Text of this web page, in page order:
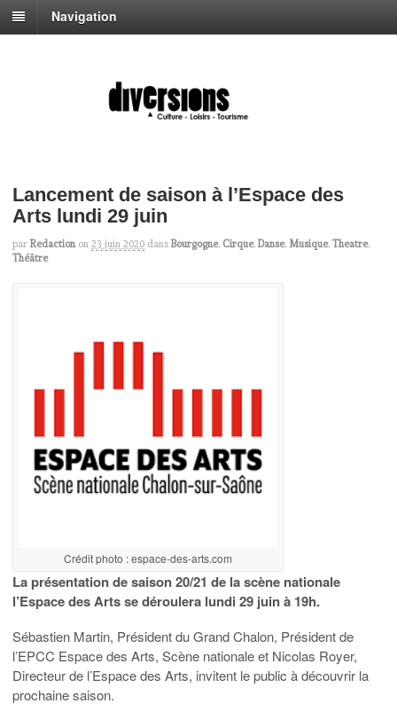
Navigation
Lancement de saison à l’Espace des
Arts lundi 29 juin
par Redaction on 23 juin 2020 dans Bourgogne, Cirque, Danse, Musique, Theatre,
Théâtre
Crédit photo : espace-des-arts.com
La présentation de saison 20/21 de la scène nationale
l’Espace des Arts se déroulera lundi 29 juin à 19h.
Sébastien Martin, Président du Grand Chalon, Président de
l’EPCC Espace des Arts, Scène nationale et Nicolas Royer,
Directeur de l’Espace des Arts, invitent le public à découvrir la
prochaine saison.